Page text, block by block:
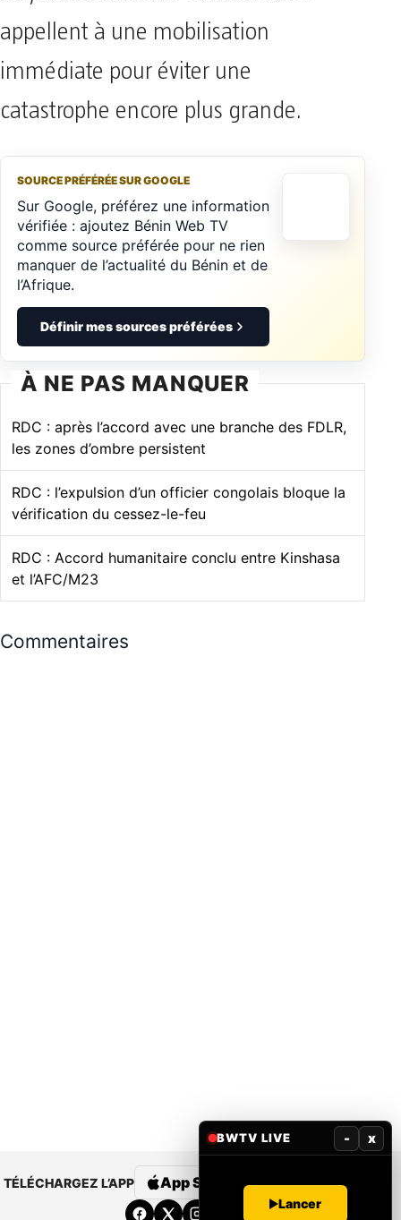
appellent à une mobilisation
immédiate pour éviter une
catastrophe encore plus grande.
SOURCE PRÉFÉRÉE SUR GOOGLE
Sur Google, préférez une information
vérifiée : ajoutez Bénin Web TV
comme source préférée pour ne rien
manquer de l’actualité du Bénin et de
l’Afrique.
Définir mes sources préférées
À NE PAS MANQUER
RDC : après l’accord avec une branche des FDLR,
les zones d’ombre persistent
RDC : l’expulsion d’un officier congolais bloque la
vérification du cessez-le-feu
RDC : Accord humanitaire conclu entre Kinshasa
et l’AFC/M23
Commentaires
TÉLÉCHARGEZ L’APP App Store Google Play
BWTV LIVE - x
Lancer